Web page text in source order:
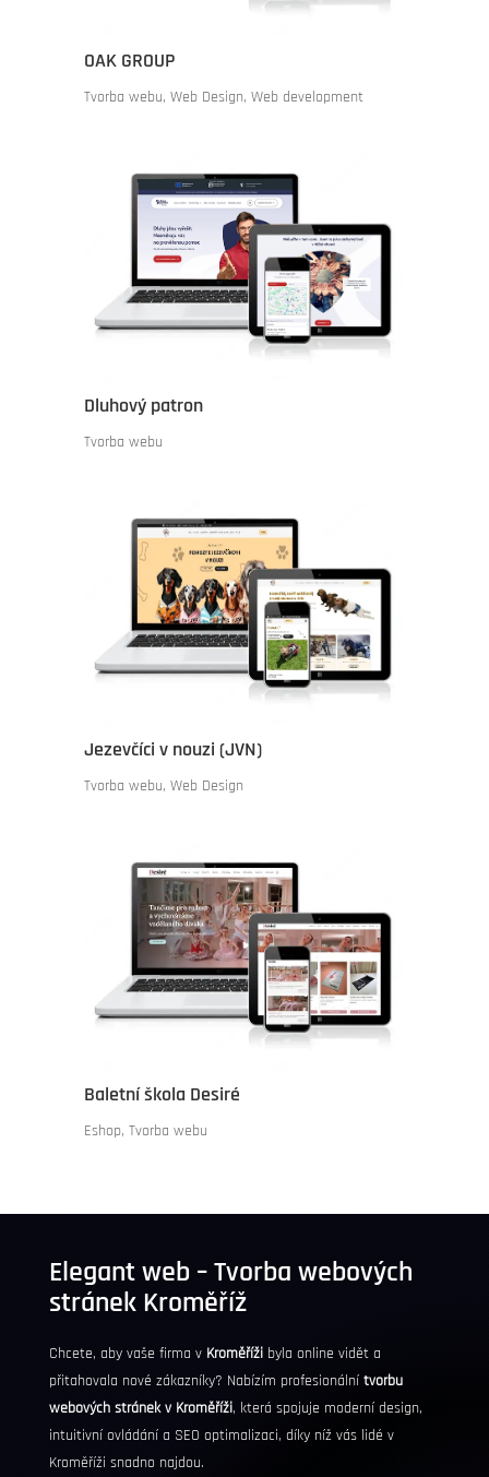
OAK GROUP
Tvorba webu, Web Design, Web development
Dluhový patron
Tvorba webu
Jezevčíci v nouzi (JVN)
Tvorba webu, Web Design
Baletní škola Desiré
Eshop, Tvorba webu
Elegant web – Tvorba webových
stránek Kroměříž
Chcete, aby vaše firma v Kroměřížibyla online vidět a
přitahovala nové zákazníky? Nabízím profesionální tvorbu
webových stránek v Kroměříži, která spojuje moderní design,
intuitivní ovládání a SEO optimalizaci, díky níž vás lidé v
Kroměříži snadno najdou.